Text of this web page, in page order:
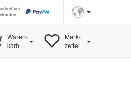
bei
Waren-
korb
Merk-
zettel